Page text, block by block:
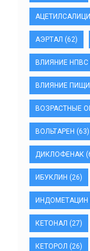
АЭРТАЛ (62)
ВЛИЯНИЕ
ВЛИЯНИЕ
ВОЗРАСТНЫЕ
ВОЛЬТАРЕН (63)
ДИКЛОФЕНАК
ИБУКЛИН (26)
ИНДОМЕТАЦИН
КЕТОНАЛ (27)
КЕТОРОЛ (26)